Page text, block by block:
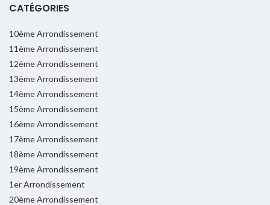
CATÉGORIES
10ème Arrondissement
11ème Arrondissement
12ème Arrondissement
13ème Arrondissement
14ème Arrondissement
15ème Arrondissement
16ème Arrondissement
17ème Arrondissement
18ème Arrondissement
19ème Arrondissement
1er Arrondissement
20ème Arrondissement